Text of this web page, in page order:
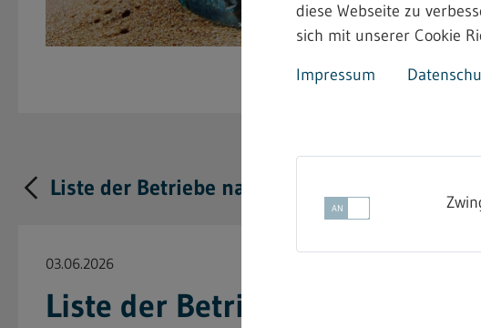
Liste der Betriebe nach § 19 Abs. 6
03.06.2026
Liste der Betriebe nach § 19
diese Webseite zu
sich mit unserer Cookie
Impressum